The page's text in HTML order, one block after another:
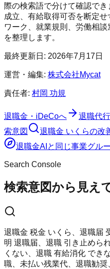
際の検索語で分けて確認で
成立、有給取得可否を断定
ワーク、就業規則、労働相
を整理します。
最終更新日: 2026年7月17日
運営・編集: 株式会社Mycat
責任者: 村岡 功規
退職金・iDeCoへ 退職代
索意図
退職金 いくらの改
退職金AI と同じ事業グル
Search Console
検索意図から見え
退職金 税金 いくら、退職届
明 退職届、退職 引き止めら
くない、退職 有給消化 でき
職、未払い残業代、退職勧